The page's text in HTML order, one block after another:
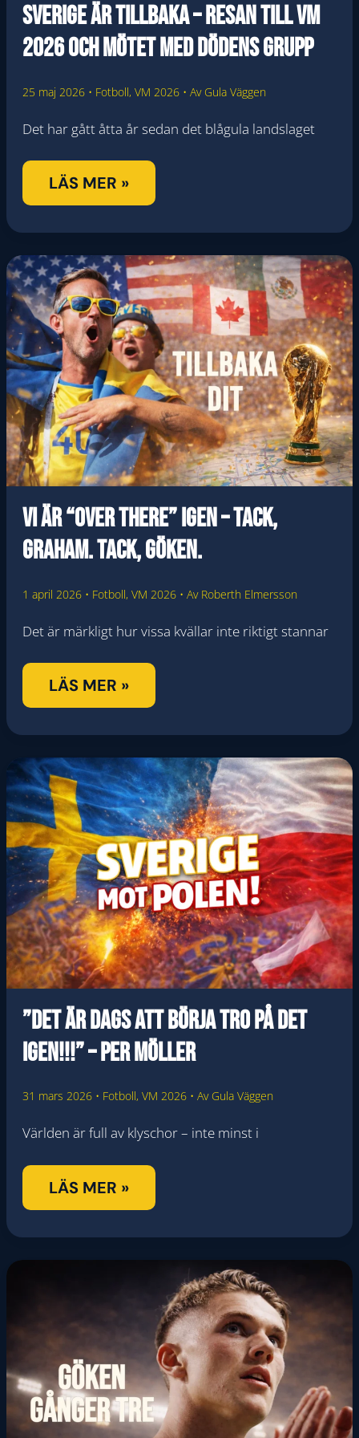
Sverige är tillbaka – resan till VM
2026 och mötet med dödens grupp
25 maj 2026 • Fotboll, VM 2026• Av Gula Väggen
Det har gått åtta år sedan det blågula landslaget
SVERIGE
ÄR
TILLBAKA
–
RESAN
TILL
VM
2026
OCH
MÖTET
MED
DÖDENS
GRUPP
LÄS MER »
Vi är “over there” igen – Tack,
Graham. Tack, Göken.
1 april 2026 • Fotboll, VM 2026• Av Roberth Elmersson
Det är märkligt hur vissa kvällar inte riktigt stannar
VI
ÄR
“OVER
THERE”
IGEN
–
TACK,
GRAHAM.
TACK,
GÖKEN.
LÄS MER »
”Det är dags att börja tro på det
igen!!!” – Per Möller
31 mars 2026 • Fotboll, VM 2026• Av Gula Väggen
Världen är full av klyschor – inte minst i
”DET
ÄR
DAGS
ATT
PÅ
DET
IGEN!!!”
–
PER
LÄS MER »